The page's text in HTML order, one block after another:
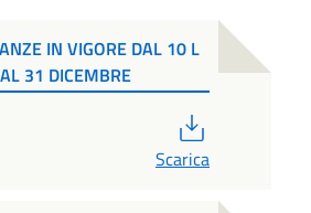
IN VIGORE DAL 10 L
31 DICEMBRE
Scarica